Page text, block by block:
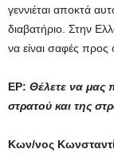
γεννιέται αποκτά
διαβατήριο. Στην
να είναι σαφές
ΕΡ: Θέλετε να μας
στρατού και της
Κων/νος